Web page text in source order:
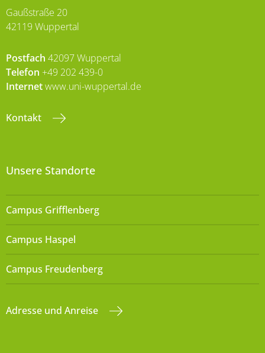
Gaußstraße 20
42119 Wuppertal
Postfach 42097 Wuppertal
Telefon +49 202 439-0
Internetwww.uni-wuppertal.de
Kontakt
Unsere Standorte
Campus Grifflenberg
Campus Haspel
Campus Freudenberg
Adresse und Anreise